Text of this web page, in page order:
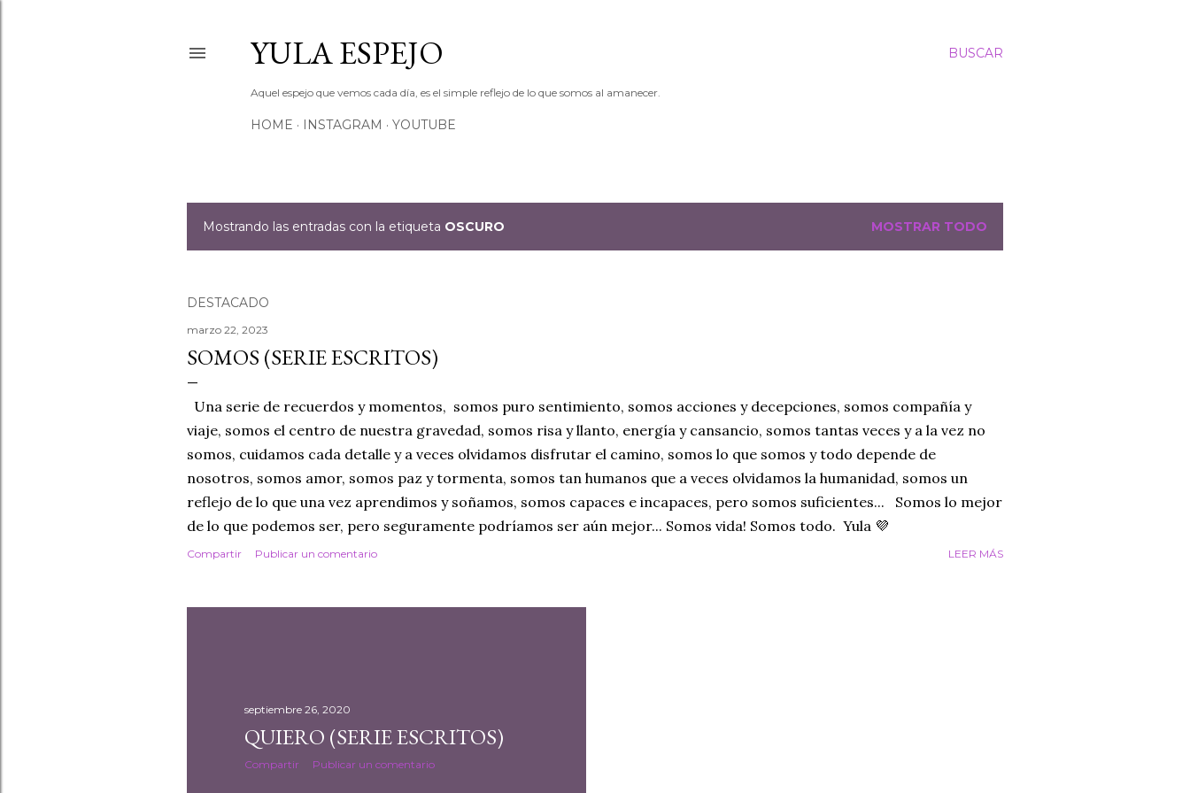
BUSCAR
YULA ESPEJO
Aquel espejo que vemos cada día, es el simple reflejo de lo que somos al amanecer.
HOME INSTAGRAM YOUTUBE
E
t
r
a
d
a
s
Mostrando las entradas con la etiqueta OSCURO MOSTRAR TODO
DESTACADO
marzo 22, 2023
SOMOS (SERIE ESCRITOS)
Una serie de recuerdos y momentos, somos puro sentimiento, somos acciones y decepciones, somos compañía y
viaje, somos el centro de nuestra gravedad, somos risa y llanto, energía y cansancio, somos tantas veces y a la vez no
somos, cuidamos cada detalle y a veces olvidamos disfrutar el camino, somos lo que somos y todo depende de
nosotros, somos amor, somos paz y tormenta, somos tan humanos que a veces olvidamos la humanidad, somos un
reflejo de lo que una vez aprendimos y soñamos, somos capaces e incapaces, pero somos suficientes... Somos lo mejor
de lo que podemos ser, pero seguramente podríamos ser aún mejor... Somos vida! Somos todo. Yula 💜
Compartir Publicar un comentario LEER MÁS
septiembre 26, 2020
QUIERO (SERIE ESCRITOS)
Compartir Publicar un comentario